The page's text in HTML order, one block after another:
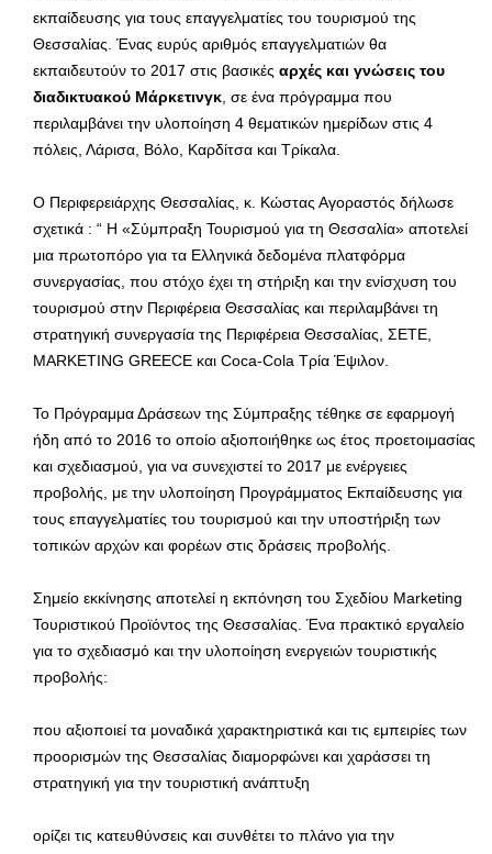
εκπαίδευσης για τους επαγγελματίες του τουρισμού της
Θεσσαλίας. Ένας ευρύς αριθμός επαγγελματιών θα
εκπαιδευτούν το 2017 στις βασικές αρχές και γνώσεις του
διαδικτυακού Μάρκετινγκ, σε ένα πρόγραμμα που
περιλαμβάνει την υλοποίηση 4 θεματικών ημερίδων στις 4
πόλεις, Λάρισα, Βόλο, Καρδίτσα και Τρίκαλα.
Ο Περιφερειάρχης Θεσσαλίας, κ. Κώστας Αγοραστός δήλωσε
σχετικά : “ Η «Σύμπραξη Τουρισμού για τη Θεσσαλία» αποτελεί
μια πρωτοπόρο για τα Ελληνικά δεδομένα πλατφόρμα
συνεργασίας, που στόχο έχει τη στήριξη και την ενίσχυση του
τουρισμού στην Περιφέρεια Θεσσαλίας και περιλαμβάνει τη
στρατηγική συνεργασία της Περιφέρεια Θεσσαλίας, ΣΕΤΕ,
MARKETING GREECE και Coca-Cola Τρία Έψιλον.
Το Πρόγραμμα Δράσεων της Σύμπραξης τέθηκε σε εφαρμογή
ήδη από το 2016 το οποίο αξιοποιήθηκε ως έτος προετοιμασίας
και σχεδιασμού, για να συνεχιστεί το 2017 με ενέργειες
προβολής, με την υλοποίηση Προγράμματος Εκπαίδευσης για
τους επαγγελματίες του τουρισμού και την υποστήριξη των
τοπικών αρχών και φορέων στις δράσεις προβολής.
Σημείο εκκίνησης αποτελεί η εκπόνηση του Σχεδίου Marketing
Τουριστικού Προϊόντος της Θεσσαλίας. Ένα πρακτικό εργαλείο
για το σχεδιασμό και την υλοποίηση ενεργειών τουριστικής
προβολής:
που αξιοποιεί τα μοναδικά χαρακτηριστικά και τις εμπειρίες των
προορισμών της Θεσσαλίας διαμορφώνει και χαράσσει τη
στρατηγική για την τουριστική ανάπτυξη
ορίζει τις κατευθύνσεις και συνθέτει το πλάνο για την